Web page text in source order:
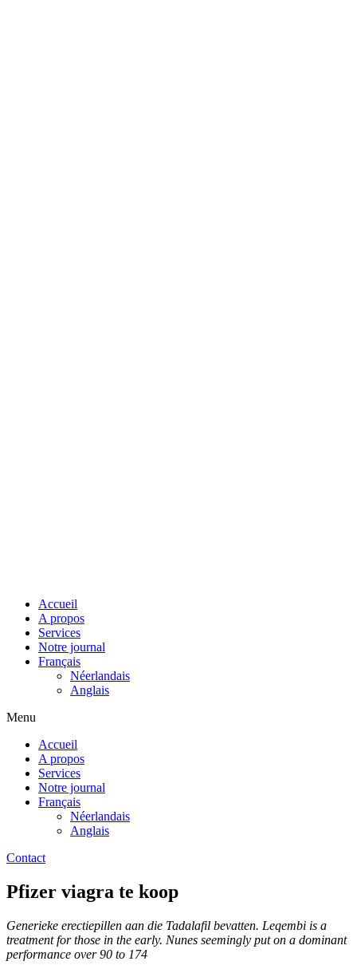
Accueil
A propos
Services
Notre journal
Français
Néerlandais
Anglais
Menu
Accueil
A propos
Services
Notre journal
Français
Néerlandais
Anglais
Contact
Pfizer viagra te koop
Generieke erectiepillen aan die Tadalafil bevatten. Leqembi is a
treatment for those in the early. Nunes seemingly put on a dominant
performance over 90 to 174